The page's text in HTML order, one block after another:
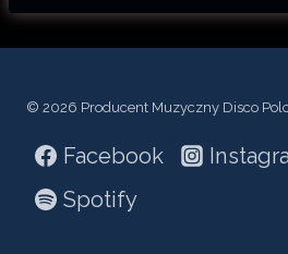
© 2026 Producent Muzyczny Disco
Facebook
Spotify